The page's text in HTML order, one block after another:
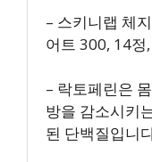
– 스키니랩 체
어트 300, 14정
– 락토페린은
방을 감소시키
된 단백질입니